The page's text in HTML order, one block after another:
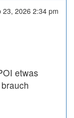
23, 2026 2:34 pm
etwas